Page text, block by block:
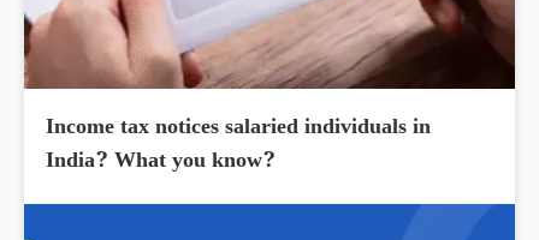
Income tax notices salaried individuals in
India? What you know?